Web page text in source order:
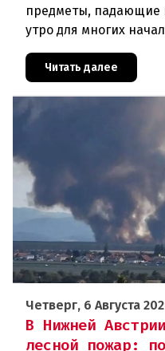
предметы, падающие
утро для многих
сейсмологовПо данны
Читать далее
Четверг, 6 Августа
В Нижней
лесной пожар: